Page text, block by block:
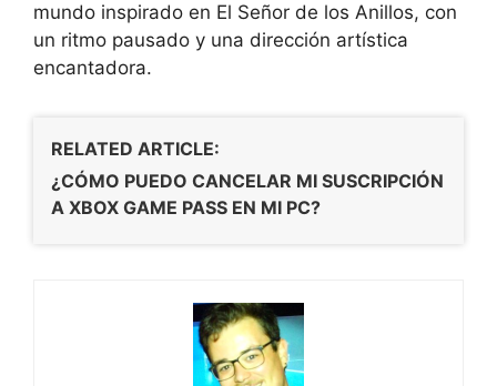
mundo inspirado en El Señor de los Anillos, con
un ritmo pausado y una dirección artística
encantadora.
RELATED ARTICLE:
¿CÓMO PUEDO CANCELAR MI SUSCRIPCIÓN
A XBOX GAME PASS EN MI PC?